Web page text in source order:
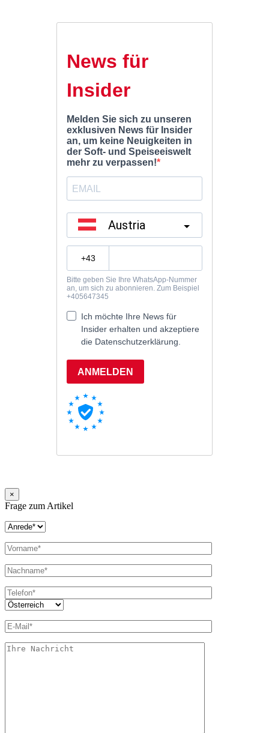
×
Frage zum Artikel